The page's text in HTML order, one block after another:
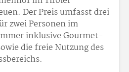
Der Preis umfasst drei
zwei Personen im
inklusive Gourmet-
die freie Nutzung des